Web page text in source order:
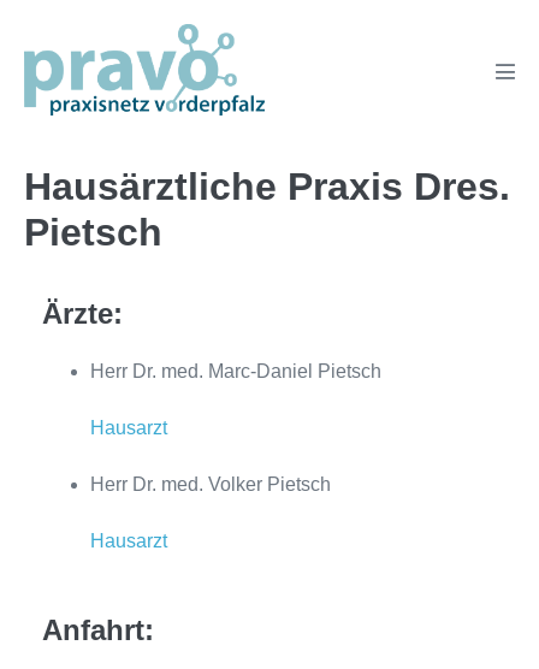
Inhalt
springen
Hausärztliche Praxis Dres.
Pietsch
Ärzte:
Herr Dr. med. Marc-Daniel Pietsch
Hausarzt
Herr Dr. med. Volker Pietsch
Hausarzt
Anfahrt: